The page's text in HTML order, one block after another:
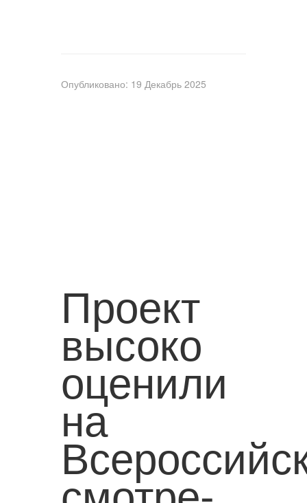
Опубликовано: 19 Декабрь 2025
Проект
высоко
оценили
на